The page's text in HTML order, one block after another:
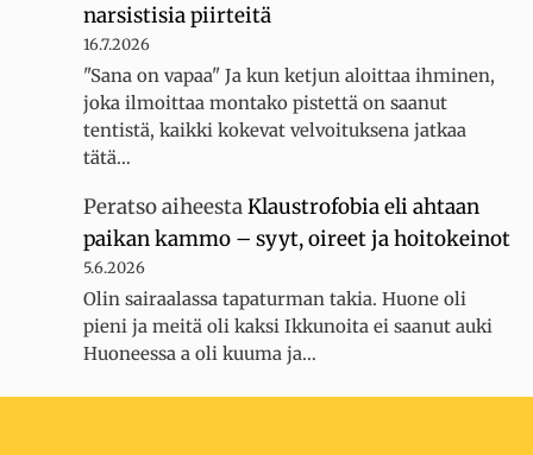
narsistisia piirteitä
16.7.2026
"Sana on vapaa" Ja kun ketjun aloittaa ihminen,
joka ilmoittaa montako pistettä on saanut
tentistä, kaikki kokevat velvoituksena jatkaa
tätä…
PeratsoaiheestaKlaustrofobia eli ahtaan
paikan kammo – syyt, oireet ja hoitokeinot
5.6.2026
Olin sairaalassa tapaturman takia. Huone oli
pieni ja meitä oli kaksi Ikkunoita ei saanut auki
Huoneessa a oli kuuma ja…